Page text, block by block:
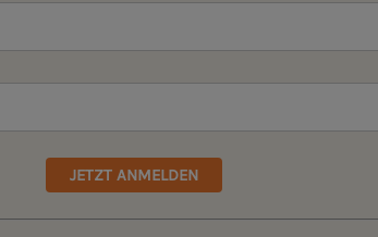
JETZT ANMELDEN